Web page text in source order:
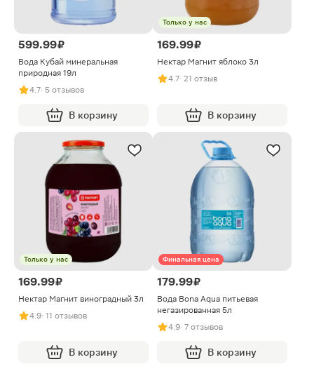
599.99 ₽
Вода Кубай минеральная
природная 19л
4.7· 5 отзывов
В корзину
Только у нас
169.99 ₽
Нектар Магнит яблоко 3л
4.7· 21 отзыв
В корзину
Только у нас
169.99 ₽
Нектар Магнит виноградный 3л
4.9· 11 отзывов
В корзину
Финальная цена
179.99 ₽
Вода Bona Aqua питьевая
негазированная 5л
4.9· 7 отзывов
В корзину